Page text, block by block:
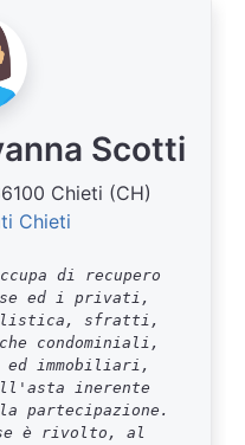
Scotti
Chieti (CH)
Chieti
di recupero
ed i privati,
sfratti,
condominiali,
ed immobiliari,
inerente
partecipazione.
è rivolto, al